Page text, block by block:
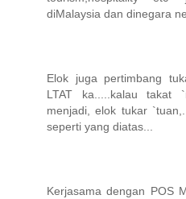
diMalaysia dan dinegara
Elok juga pertimbang
LTAT ka.....kalau takat
menjadi, elok tukar
seperti yang diatas...
Kerjasama dengan POS